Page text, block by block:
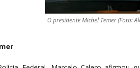
O presidente Michel Temer (Foto: